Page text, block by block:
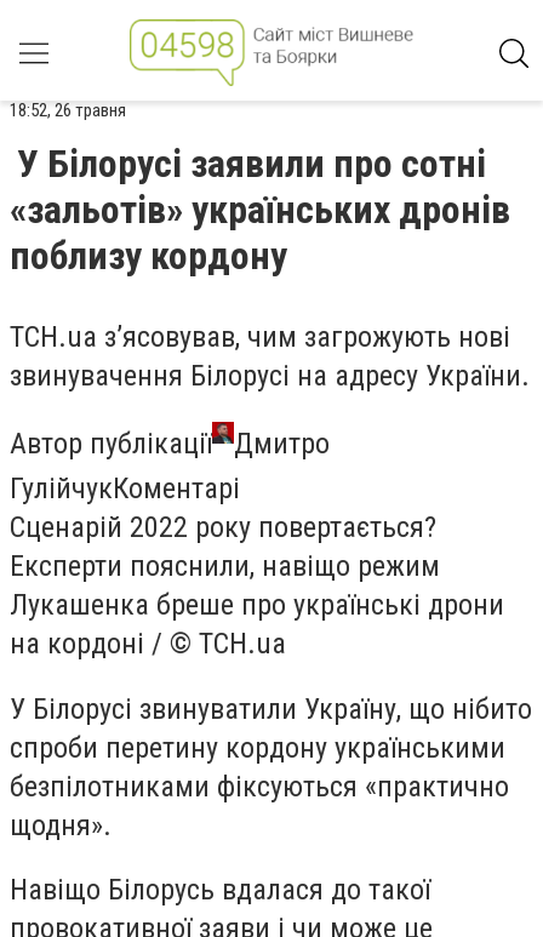
18:52, 26 травня
У Білорусі заявили про сотні
«зальотів» українських дронів
поблизу кордону
ТСН.ua з’ясовував, чим загрожують нові
звинувачення Білорусі на адресу України.
Автор публікації
Дмитро
ГулійчукКоментарі
Сценарій 2022 року повертається?
Експерти пояснили, навіщо режим
Лукашенка бреше про українські дрони
на кордоні / © ТСН.ua
У Білорусі звинуватили Україну, що нібито
спроби перетину кордону українськими
безпілотниками фіксуються «практично
щодня».
Навіщо Білорусь вдалася до такої
провокативної заяви і чи може це